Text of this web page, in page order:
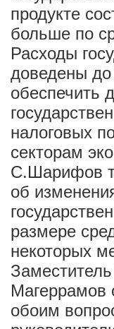
продукте
больше по
Расходы
доведены
обеспечить
налоговых
секторам
С.Шарифов
об
размере
некоторых
Магеррамов
обоим